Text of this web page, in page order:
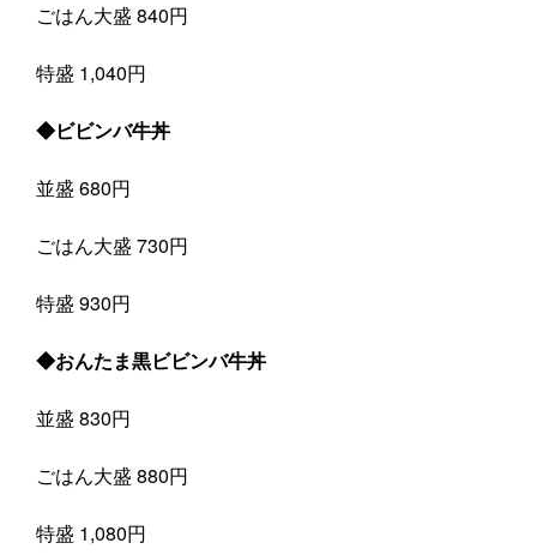
ごはん大盛 840円
特盛 1,040円
◆ビビンバ牛丼
並盛 680円
ごはん大盛 730円
特盛 930円
◆おんたま黒ビビンバ牛丼
並盛 830円
ごはん大盛 880円
特盛 1,080円